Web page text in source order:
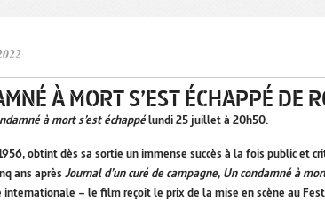
À MORT S’EST ÉCHAPPÉ DE
à mort s’est échappélundi 25 juillet à 20h50.
obtint dès sa sortie un immense succès à la fois public et
ans après Journal d’un curé de campagne, Un condamné à
internationale – le film reçoit le prix de la mise en scène au